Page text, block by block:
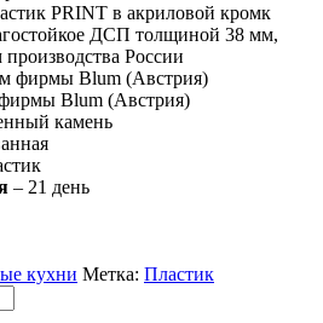
PRINT в акриловой кромк
ДСП толщиной 38 мм,
России
фирмы Blum (Австрия)
Blum (Австрия)
камень
– 21 день
кухни Метка: Пластик